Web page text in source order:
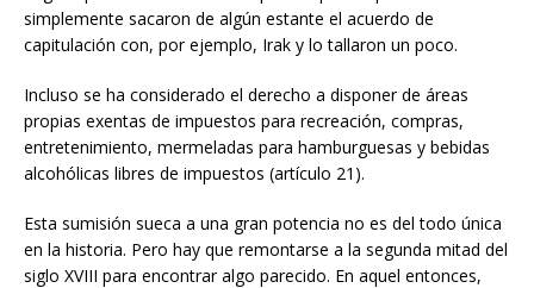
simplemente sacaron de algún estante el acuerdo de
capitulación con, por ejemplo, Irak y lo tallaron un poco.
Incluso se ha considerado el derecho a disponer de áreas
propias exentas de impuestos para recreación, compras,
entretenimiento, mermeladas para hamburguesas y bebidas
alcohólicas libres de impuestos (artículo 21).
Esta sumisión sueca a una gran potencia no es del todo única
en la historia. Pero hay que remontarse a la segunda mitad del
siglo XVIII para encontrar algo parecido. En aquel entonces,